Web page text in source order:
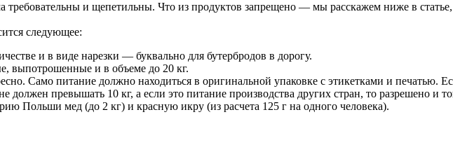
требовательны и щепетильны. Что из продуктов запрещено — мы расскажем ниже в
следующее:
и в виде нарезки — буквально для бутербродов в дорогу.
и в объеме до 20 кг.
Само питание должно находиться в оригинальной упаковке с этикетками и печатью.
должен превышать 10 кг, а если это питание производства других стран, то разрешено и
Польши мед (до 2 кг) и красную икру (из расчета 125 г на одного человека).